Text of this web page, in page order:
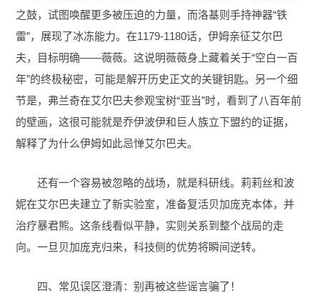
之鼓，试图唤醒更多被压迫的力量，而洛基则手持神器“铁
雷”，展现了冰冻能力。在1179-1180话，伊姆亲征艾尔巴
夫，目标明确——薇薇。这说明薇薇身上藏着关于“空白一百
年”的终极秘密，可能是解开历史正文的关键钥匙。另一个细
节是，弗兰奇在艾尔巴夫参观宝树“亚当”时，看到了八百年前
的壁画，这很可能就是乔伊波伊和巨人族立下盟约的证据，
解释了为什么伊姆如此忌惮艾尔巴夫。
还有一个容易被忽略的战场，就是科研线。莉莉丝和波
妮在艾尔巴夫建立了新实验室，准备复活贝加庞克本体，并
治疗暴君熊。这条线看似平静，实则关系到整个战局的走
向。一旦贝加庞克归来，科技侧的优势将瞬间逆转。
四、常见误区澄清：别再被这些谣言骗了！